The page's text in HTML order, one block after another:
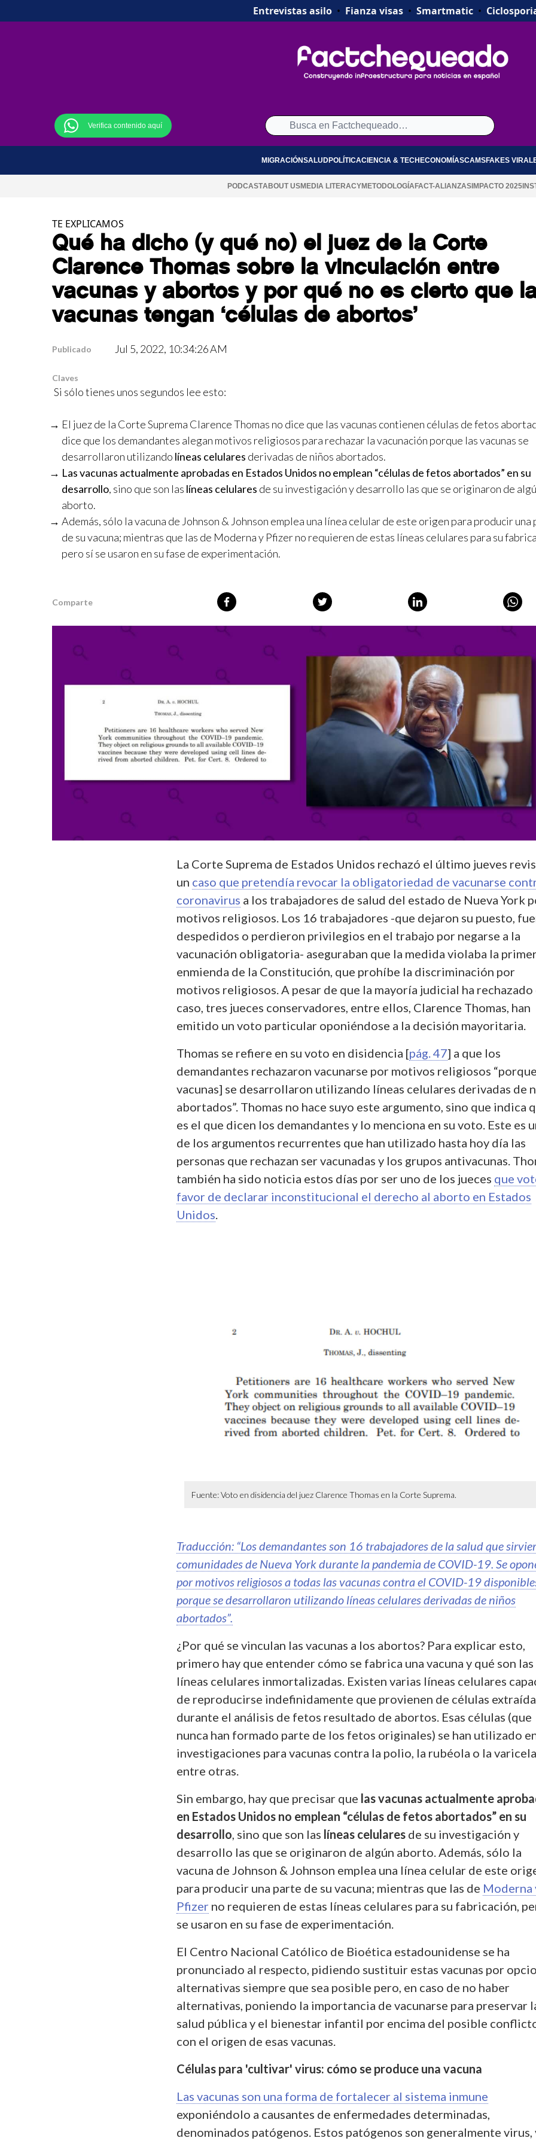
Entrevistas asilo• Fianza visas• Smartmatic•
Verifica contenido aquí
MIGRACIÓNSALUDPOLÍTICACIENCIA & TECH ECONOMÍASCAMSFAKES
PODCASTABOUT USMEDIA LITERACYMETODOLOGÍA FACT-ALIANZASIMPACTO 2025
TE EXPLICAMOS
Qué ha dicho (y qué no) el juez de la Corte
Clarence Thomas sobre la vinculación entre
vacunas y abortos y por qué no es cierto que
vacunas tengan ‘células de abortos’
Publicado Jul 5, 2022, 10:34:26 AM
Claves
Si sólo tienes unos segundos lee esto:
El juez de la Corte Suprema Clarence Thomas no dice que las vacunas contienen células de fetos
dice que los demandantes alegan motivos religiosos para rechazar la vacunación porque las vacunas se
desarrollaron utilizando líneas celulares derivadas de niños abortados.
Las vacunas actualmente aprobadas en Estados Unidos no emplean “células de fetos abortados” en su
desarrollo, sino que son las líneas celulares de su investigación y desarrollo las que se originaron de
aborto.
Además, sólo la vacuna de Johnson & Johnson emplea una línea celular de este origen para producir una
de su vacuna; mientras que las de Moderna y Pfizer no requieren de estas líneas celulares para su
pero sí se usaron en su fase de experimentación.
Comparte
La Corte Suprema de Estados Unidos rechazó el último jueves
un caso que pretendía revocar la obligatoriedad de vacunarse
coronavirus a los trabajadores de salud del estado de Nueva York
motivos religiosos. Los 16 trabajadores -que dejaron su puesto,
despedidos o perdieron privilegios en el trabajo por negarse a la
vacunación obligatoria- aseguraban que la medida violaba la
enmienda de la Constitución, que prohíbe la discriminación por
motivos religiosos. A pesar de que la mayoría judicial ha rechazado
caso, tres jueces conservadores, entre ellos, Clarence Thomas, han
emitido un voto particular oponiéndose a la decisión mayoritaria.
Thomas se refiere en su voto en disidencia [pág. 47] a que los
demandantes rechazaron vacunarse por motivos religiosos
vacunas] se desarrollaron utilizando líneas celulares derivadas de
abortados”. Thomas no hace suyo este argumento, sino que indica
es el que dicen los demandantes y lo menciona en su voto. Este es
de los argumentos recurrentes que han utilizado hasta hoy día las
personas que rechazan ser vacunadas y los grupos antivacunas.
también ha sido noticia estos días por ser uno de los jueces que
favor de declarar inconstitucional el derecho al aborto en Estados
Unidos
Fuente: Voto en disidencia del juez Clarence Thomas en la Corte Suprema.
Traducción: “Los demandantes son 16 trabajadores de la salud que
comunidades de Nueva York durante la pandemia de COVID-19. Se
por motivos religiosos a todas las vacunas contra el COVID-19
porque se desarrollaron utilizando líneas celulares derivadas de niños
abortados”.
¿Por qué se vinculan las vacunas a los abortos? Para explicar esto,
primero hay que entender cómo se fabrica una vacuna y qué son las
líneas celulares inmortalizadas. Existen varias líneas celulares
de reproducirse indefinidamente que provienen de células
durante el análisis de fetos resultado de abortos. Esas células (que
nunca han formado parte de los fetos originales) se han utilizado
investigaciones para vacunas contra la polio, la rubéola o la varicela,
entre otras.
Sin embargo, hay que precisar que las vacunas actualmente
en Estados Unidos no emplean “células de fetos abortados” en su
desarrollo , sino que son las líneas celulares de su investigación y
desarrollo las que se originaron de algún aborto. Además, sólo la
vacuna de Johnson & Johnson emplea una línea celular de este
para producir una parte de su vacuna; mientras que las de Moderna
Pfizer no requieren de estas líneas celulares para su fabricación,
se usaron en su fase de experimentación.
El Centro Nacional Católico de Bioética estadounidense se ha
pronunciado al respecto, pidiendo sustituir estas vacunas por
alternativas siempre que sea posible pero, en caso de no haber
alternativas, poniendo la importancia de vacunarse para preservar
salud pública y el bienestar infantil por encima del posible
con el origen de esas vacunas.
Células para 'cultivar' virus: cómo se produce una vacuna
Las vacunas son una forma de fortalecer al sistema inmune
exponiéndolo a causantes de enfermedades determinadas,
denominados patógenos. Estos patógenos son generalmente virus,